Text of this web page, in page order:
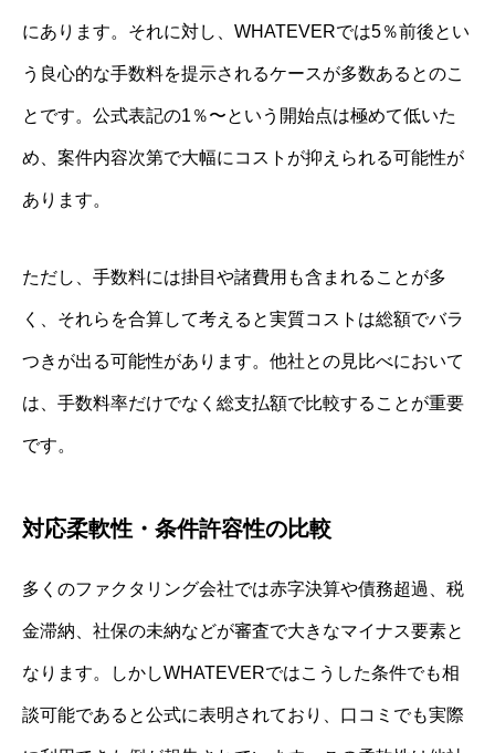
にあります。それに対し、WHATEVERでは5％前後とい
う良心的な手数料を提示されるケースが多数あるとのこ
とです。公式表記の1％〜という開始点は極めて低いた
め、案件内容次第で大幅にコストが抑えられる可能性が
あります。
ただし、手数料には掛目や諸費用も含まれることが多
く、それらを合算して考えると実質コストは総額でバラ
つきが出る可能性があります。他社との見比べにおいて
は、手数料率だけでなく総支払額で比較することが重要
です。
対応柔軟性・条件許容性の比較
多くのファクタリング会社では赤字決算や債務超過、税
金滞納、社保の未納などが審査で大きなマイナス要素と
なります。しかしWHATEVERではこうした条件でも相
談可能であると公式に表明されており、口コミでも実際